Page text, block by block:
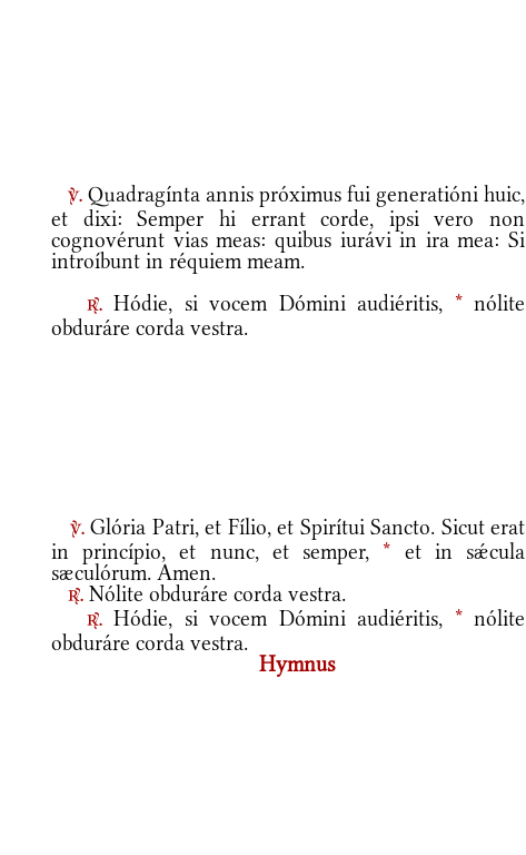
v. Quadragínta annis próximus fui generatióni huic,
et dixi: Semper hi errant corde, ipsi vero non
cognovérunt vias meas: quibus iurávi in ira mea: Si
introíbunt in réquiem meam.
r.Hódie, si vocem Dómini audiéritis, *nólite
obduráre corda vestra.
v.Glória Patri, et Fílio, et Spirítui Sancto. Sicut erat
in princípio, et nunc, et semper, * et in sǽcula
sæculórum. Amen.
r. Nólite obduráre corda vestra.
r.Hódie, si vocem Dómini audiéritis, *nólite
obduráre corda vestra.
Hymnus